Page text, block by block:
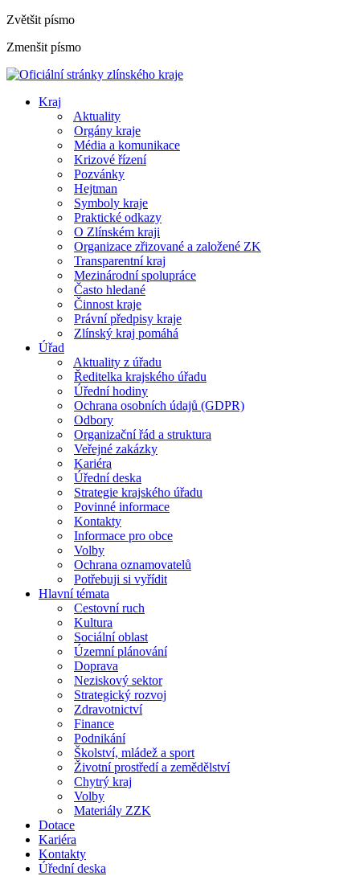
Zvětšit písmo
Zmenšit písmo
Kraj
Aktuality
Orgány kraje
Média a komunikace
Krizové řízení
Pozvánky
Hejtman
Symboly kraje
Praktické odkazy
O Zlínském kraji
Organizace zřizované a založené ZK
Transparentní kraj
Mezinárodní spolupráce
Často hledané
Činnost kraje
Právní předpisy kraje
Zlínský kraj pomáhá
Úřad
Aktuality z úřadu
Ředitelka krajského úřadu
Úřední hodiny
Ochrana osobních údajů (GDPR)
Odbory
Organizační řád a struktura
Veřejné zakázky
Kariéra
Úřední deska
Strategie krajského úřadu
Povinné informace
Kontakty
Informace pro obce
Volby
Ochrana oznamovatelů
Potřebuji si vyřídit
Hlavní témata
Cestovní ruch
Kultura
Sociální oblast
Územní plánování
Doprava
Neziskový sektor
Strategický rozvoj
Zdravotnictví
Finance
Podnikání
Školství, mládež a sport
Životní prostředí a zemědělství
Chytrý kraj
Volby
Materiály ZZK
Dotace
Kariéra
Kontakty
Úřední deska